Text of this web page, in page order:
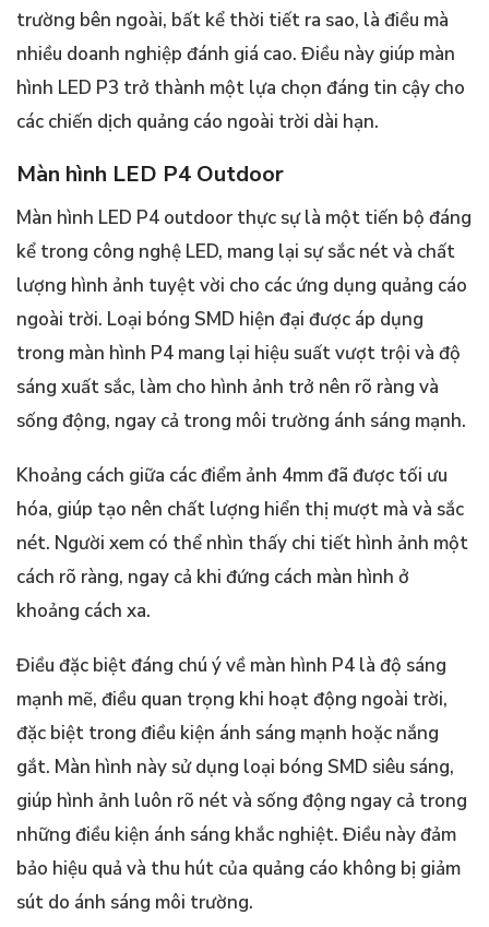
trường bên ngoài, bất kể thời tiết ra sao, là điều mà
nhiều doanh nghiệp đánh giá cao. Điều này giúp màn
hình LED P3 trở thành một lựa chọn đáng tin cậy cho
các chiến dịch quảng cáo ngoài trời dài hạn.
Màn hình LED P4 Outdoor
Màn hình LED P4 outdoor thực sự là một tiến bộ đáng
kể trong công nghệ LED, mang lại sự sắc nét và chất
lượng hình ảnh tuyệt vời cho các ứng dụng quảng cáo
ngoài trời. Loại bóng SMD hiện đại được áp dụng
trong màn hình P4 mang lại hiệu suất vượt trội và độ
sáng xuất sắc, làm cho hình ảnh trở nên rõ ràng và
sống động, ngay cả trong môi trường ánh sáng mạnh.
Khoảng cách giữa các điểm ảnh 4mm đã được tối ưu
hóa, giúp tạo nên chất lượng hiển thị mượt mà và sắc
nét. Người xem có thể nhìn thấy chi tiết hình ảnh một
cách rõ ràng, ngay cả khi đứng cách màn hình ở
khoảng cách xa.
Điều đặc biệt đáng chú ý về màn hình P4 là độ sáng
mạnh mẽ, điều quan trọng khi hoạt động ngoài trời,
đặc biệt trong điều kiện ánh sáng mạnh hoặc nắng
gắt. Màn hình này sử dụng loại bóng SMD siêu sáng,
giúp hình ảnh luôn rõ nét và sống động ngay cả trong
những điều kiện ánh sáng khắc nghiệt. Điều này đảm
bảo hiệu quả và thu hút của quảng cáo không bị giảm
sút do ánh sáng môi trường.